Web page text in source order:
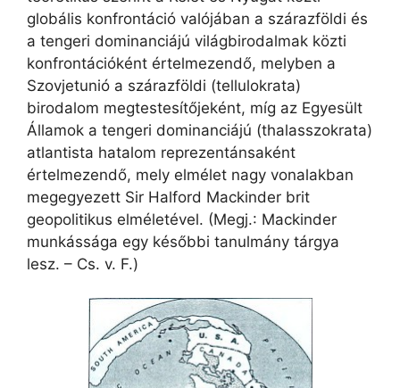
globális konfrontáció valójában a szárazföldi és
a tengeri dominanciájú világbirodalmak közti
konfrontációként értelmezendő, melyben a
Szovjetunió a szárazföldi (tellulokrata)
birodalom megtestesítőjeként, míg az Egyesült
Államok a tengeri dominanciájú (thalasszokrata)
atlantista hatalom reprezentánsaként
értelmezendő, mely elmélet nagy vonalakban
megegyezett Sir Halford Mackinder brit
geopolitikus elméletével. (Megj.: Mackinder
munkássága egy későbbi tanulmány tárgya
lesz. – Cs. v. F.)